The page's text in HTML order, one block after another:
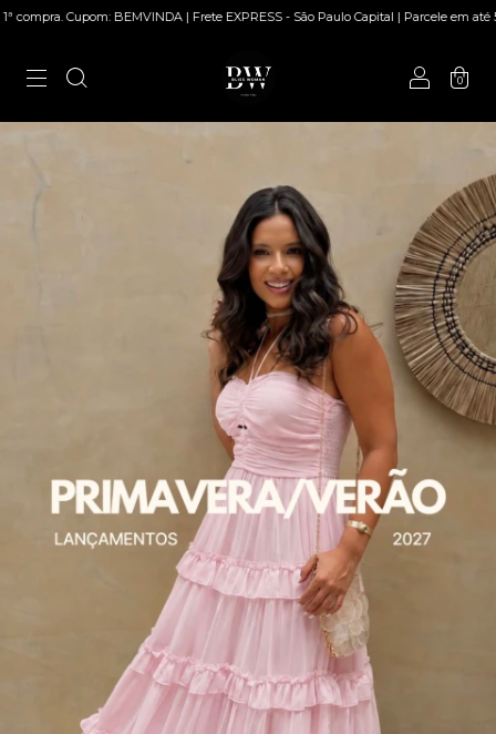
BEMVINDA | Frete EXPRESS - São Paulo Capital | Parcele em até 5x sem juros
0